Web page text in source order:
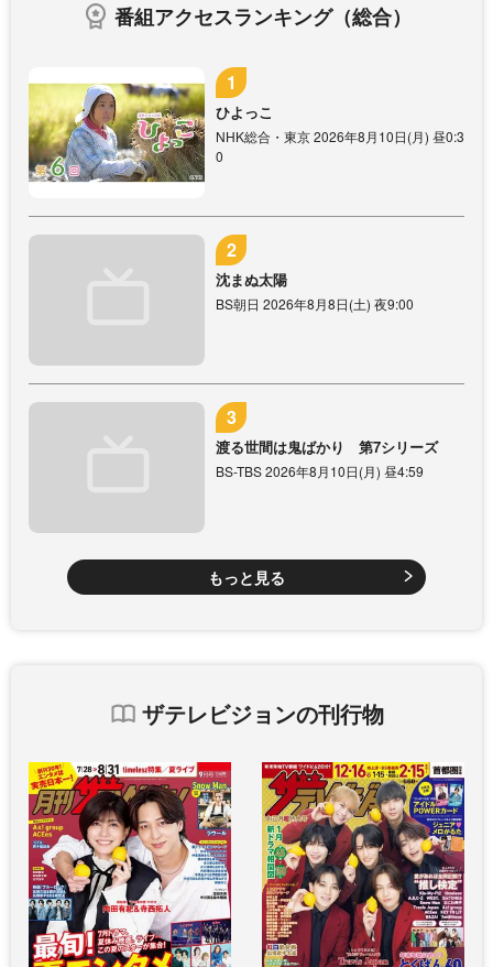
番組アクセスランキング（総合）
ひよっこ
NHK総合・東京 2026年8月10日(月) 昼0:3
0
沈まぬ太陽
BS朝日 2026年8月8日(土) 夜9:00
渡る世間は鬼ばかり 第7シリーズ
BS-TBS 2026年8月10日(月) 昼4:59
もっと見る
ザテレビジョンの刊行物